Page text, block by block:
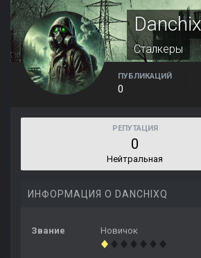
Сталкеры
ПУБЛИКАЦИЙ
0
РЕПУТАЦИЯ
0
Нейтральная
ИНФОРМАЦИЯ О DANCHIXQ
Звание Новичок